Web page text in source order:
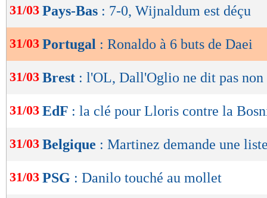
9. Bashar Abdullah (Koweït) : 75 buts en
Lu 22.435 fois- Youcef Touaitia
de
lecture
OK
31/03 Pays-Bas : 7-0, Wijnaldum est déçu
31/03 Portugal : Ronaldo à 6 buts de Daei
31/03 Brest : l'OL, Dall'Oglio ne dit pas non
31/03 EdF : la clé pour Lloris contre la
31/03 Belgique : Martinez demande une
31/03 PSG : Danilo touché au mollet